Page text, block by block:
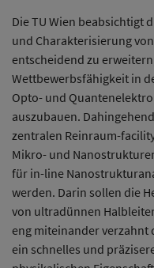
Die TU Wien beabsichtigt
und Charakterisierung
entscheidend zu
Wettbewerbsfähigkeit in
Opto- und
auszubauen.
zentralen Reinraum-
Mikro- und
für in-line
werden. Darin sollen die
von ultradünnen
eng miteinander
ein schnelles und